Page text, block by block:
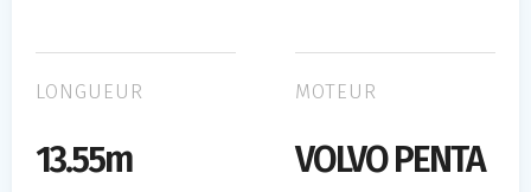
LONGUEUR
13.55m
MOTEUR
VOLVO PENTA